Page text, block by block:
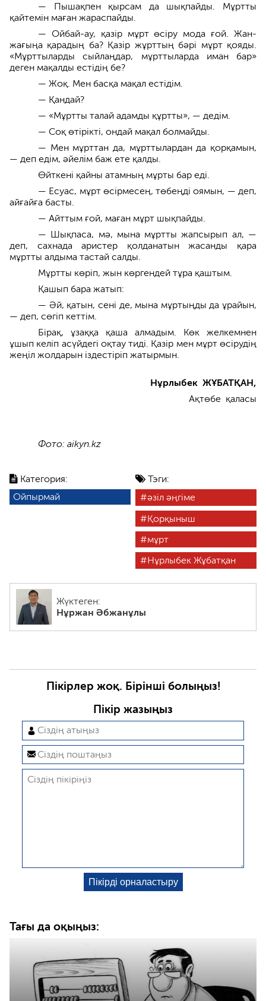
Категория:
Ойпырмай
Тэги:
әзіл әңгіме
Қорқыныш
мұрт
Нұрлыбек Жұбатқан
Жүктеген:
Нұржан Әбжанұлы
— Пышақпен қырсам да шықпайды. Мұртты
қайтемін маған жараспайды.
— Ойбай-ау, қазір мұрт өсіру мода ғой. Жан-
жағыңа қарадың ба? Қазір жұрттың бәрі мұрт қояды.
«Мұрттыларды сыйлаңдар, мұрттыларда иман бар»
деген мақалды естідің бе?
— Жоқ. Мен басқа мақал естідім.
— Қандай?
— «Мұртты талай адамды құртты», — дедім.
— Соқ өтірікті, ондай мақал болмайды.
— Мен мұрттан да, мұрттылардан да қорқамын,
— деп едім, әйелім баж ете қалды.
Өйткені қайны атамның мұрты бар еді.
— Есуас, мұрт өсірмесең, төбеңді оямын, — деп,
айғайға басты.
— Айттым ғой, маған мұрт шықпайды.
— Шықпаса, мә, мына мұртты жапсырып ал, —
деп, сахнада аристер қолданатын жасанды қара
мұртты алдыма тастай салды.
Мұртты көріп, жын көргендей тұра қаштым.
Қашып бара жатып:
— Әй, қатын, сені де, мына мұртыңды да ұрайын,
— деп, сөгіп кеттім.
Бірақ, ұзаққа қаша алмадым. Көк желкемнен
ұшып келіп асүйдегі оқтау тиді. Қазір мен мұрт өсірудің
жеңіл жолдарын іздестіріп жатырмын.
Нұрлыбек ЖҰБАТҚАН,
Ақтөбе қаласы
Фото: aikyn.kz
Пікірлер жоқ. Бірінші болыңыз!
Пікір жазыңыз
Тағы да оқыңыз: